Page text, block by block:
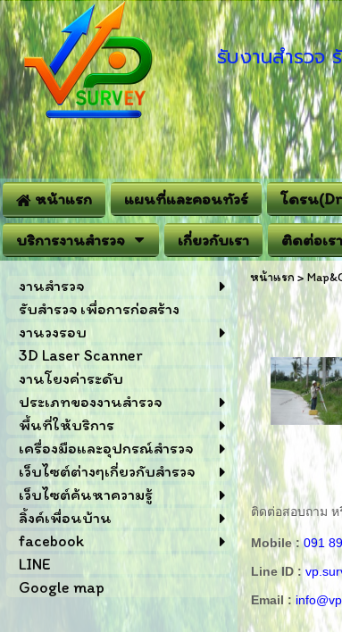
รับงานสำรวจ
หน้าแรก แผนที่และคอนทัวร์ โดรน
บริการงานสำรวจ เกี่ยวกับเรา ติดต่อเรา
งานสำรวจ
รับสำรวจ เพื่อการก่อสร้าง
งานวงรอบ
3D Laser Scanner
งานโยงค่าระดับ
ประเภทของงานสำรวจ
พื้นที่ให้บริการ
เครื่องมือและอุปกรณ์สำรวจ
เว็บไซต์ต่างๆเกี่ยวกับสำรวจ
เว็บไซต์ค้นหาความรู้
ลิ้งค์เพื่อนบ้าน
facebook
LINE
Google map
หน้าแรก>
ติดต่อสอบถาม ห
Mobile : 091
Line ID :
Email :